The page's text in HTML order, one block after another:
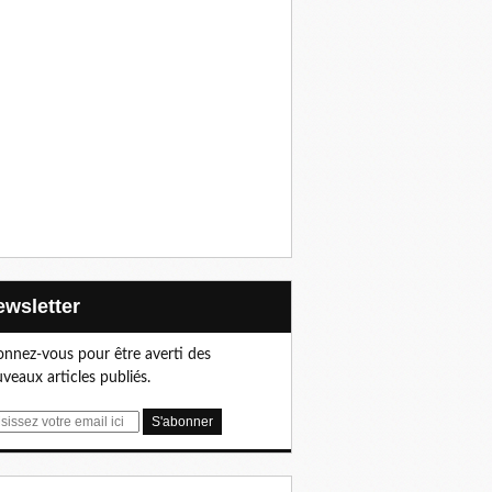
vous pour être averti des
articles publiés.